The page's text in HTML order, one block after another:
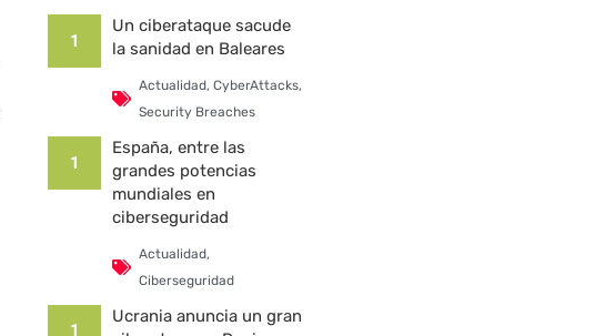
1
Un ciberataque sacude
la sanidad en Baleares
Actualidad, CyberAttacks,
Security Breaches
1
España, entre las
grandes potencias
mundiales en
ciberseguridad
Actualidad,
Ciberseguridad
1
Ucrania anuncia un gran